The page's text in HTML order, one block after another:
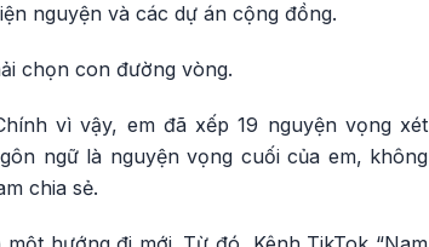
nguyện và các dự án cộng đồng.
chọn con đường vòng.
vì vậy, em đã xếp 19 nguyện vọng xét
ngữ là nguyện vọng cuối của em, không
chia sẻ.